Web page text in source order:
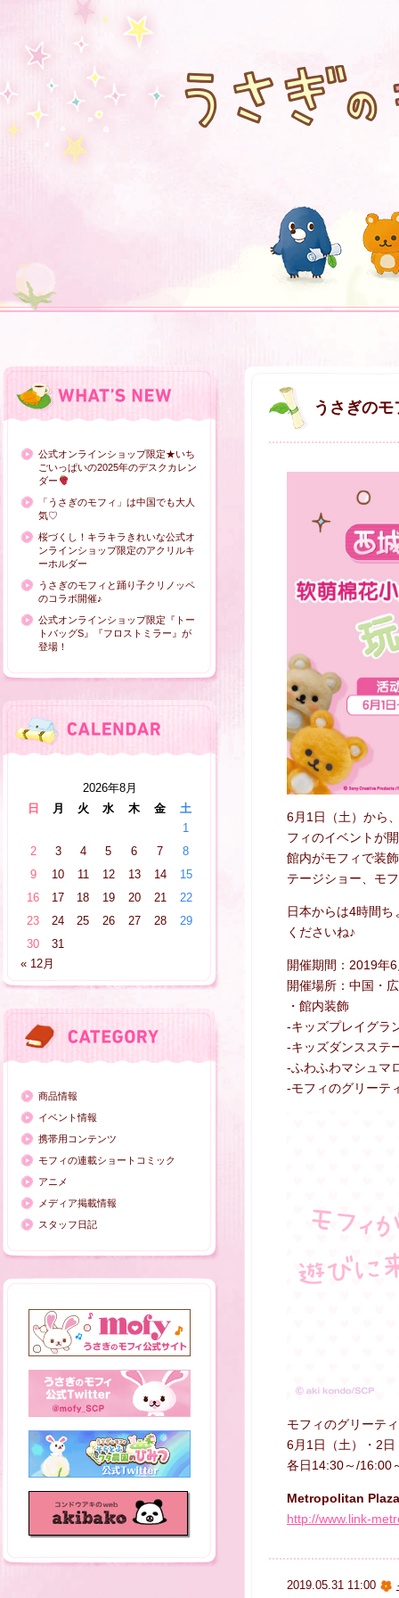
公式オンラインショップ限定★いち
ごいっぱいの2025年のデスクカレン
ダー
「うさぎのモフィ」は中国でも大人
気♡
桜づくし！キラキラきれいな公式オ
ンラインショップ限定のアクリルキ
ーホルダー
うさぎのモフィと踊り子クリノッペ
のコラボ開催♪
公式オンラインショップ限定『トー
トバッグS』『フロストミラー』が
登場！
2026年8月
日
月 火 水 木 金
土
1
2
3 4 5 6 7
8
9
10 11 12 13 14
15
16
17 18 19 20 21
22
23
24 25 26 27 28
29
30
31
« 12月
商品情報
イベント情報
携帯用コンテンツ
モフィの連載ショートコミック
アニメ
メディア掲載情報
スタッフ日記
うさぎの
6月1日（土）から
フィのイベントが
館内がモフィで装
テージショー、モ
日本からは4時間
くださいね♪
開催期間：2019年
開催場所：中国・
・館内装飾
-キッズプレイグラ
-キッズダンスステ
-ふわふわマシュマ
-モフィのグリーテ
モフィのグリーテ
6月1日（土）・2
各日14:30～/16:00
Metropolitan
http://www.link-
2019.05.31 11:00